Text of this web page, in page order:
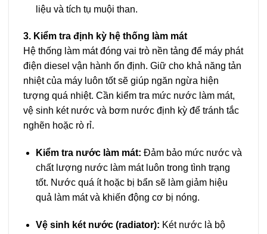
liệu và tích tụ muội than.
3. Kiểm tra định kỳ hệ thống làm mát
Hệ thống làm mát đóng vai trò nền tảng để máy phát
điện diesel vận hành ổn định. Giữ cho khả năng tản
nhiệt của máy luôn tốt sẽ giúp ngăn ngừa hiện
tượng quá nhiệt. Cần kiểm tra mức nước làm mát,
vệ sinh két nước và bơm nước định kỳ để tránh tắc
nghẽn hoặc rò rỉ.
Kiểm tra nước làm mát: Đảm bảo mức nước và
chất lượng nước làm mát luôn trong tình trạng
tốt. Nước quá ít hoặc bị bẩn sẽ làm giảm hiệu
quả làm mát và khiến động cơ bị nóng.
Vệ sinh két nước (radiator): Két nước là bộ